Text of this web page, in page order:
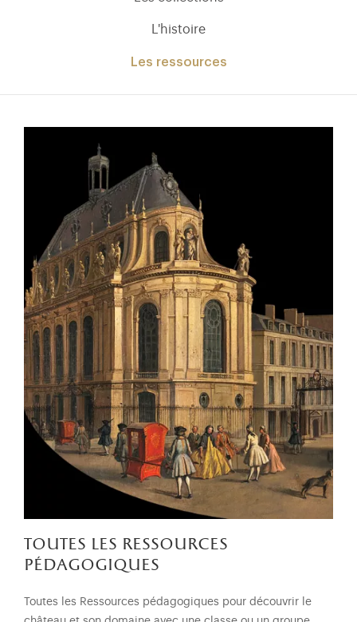
onglet)
nouvel onglet)
fenêtre modale)
de l'application (ouverture dans un nouvel onglet)
L'histoire
Les ressources
toutes les ressources
pédagogiques
Toutes les Ressources pédagogiques pour découvrir le